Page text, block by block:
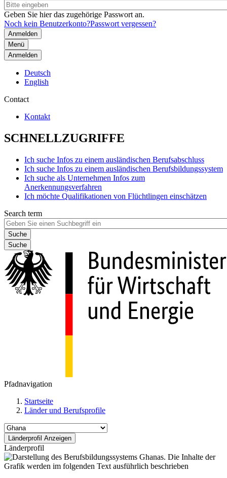
Geben Sie hier das zugehörige Passwort an.
Noch kein Benutzerkonto?Passwort vergessen?
Menü
Anmelden
Deutsch
English
Contact
Kontakt
SCHNELLZUGRIFFE
Ich suche Infos zu einem ausländischen Berufsabschluss
Ich suche Infos zu einem ausländischen Berufsbildungssystem
Ich suche als Unternehmen Infos zum
Anerkennungsverfahren
Ich möchte Qualifikationen von Flüchtlingen einschätzen
Search term
Suche
Pfadnavigation
Startseite
Länder und Berufsprofile
Länderprofil